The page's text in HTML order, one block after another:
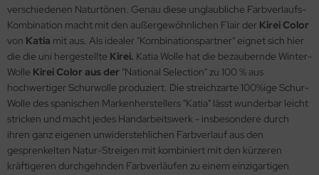
verschiedenen Naturtönen. Genau diese unglaubliche Farbverlaufs-
Kombination macht mit den außergewöhnlichen Flair der Kirei Color
von Katia mit aus. Als idealer "Kombinationspartner" eignet sich hier
die die uni hergestellte Kirei. Katia Wolle hat die bezaubernde Winter-
Wolle Kirei Color aus der "National Selection"zu 100 % aus
hochwertiger Schurwolle produziert. Die streichzarte 100%ige Schur-
Wolle des spanischen Markenherstellers "Katia" lässt wunderbar leicht
stricken und macht jedes Handarbeitswerk - insbesondere durch
ihren ganz eigenen unwiderstehlichen Farbverlauf aus den
gesprenkelten Natur-Streigen mit kombiniert mit den kürzeren
kräftigeren durchgehnden Farbverläufen zu einem einzigartigen